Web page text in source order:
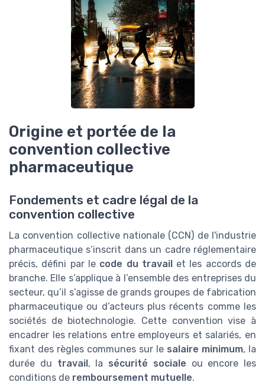
Origine et portée de la
convention collective
pharmaceutique
Fondements et cadre légal de la
convention collective
La convention collective nationale (CCN) de l'industrie
pharmaceutique s’inscrit dans un cadre réglementaire
précis, défini par le code du travailet les accords de
branche. Elle s’applique à l’ensemble des entreprises du
secteur, qu’il s’agisse de grands groupes de fabrication
pharmaceutique ou d’acteurs plus récents comme les
sociétés de biotechnologie. Cette convention vise à
encadrer les relations entre employeurs et salariés, en
fixant des règles communes sur le salaire minimum, la
durée du travail, la sécurité sociale ou encore les
conditions de remboursement mutuelle.